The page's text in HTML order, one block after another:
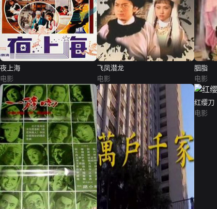
夜上海
电影
飞凤潜龙
电影
胭脂
电影
红缨刀
电影